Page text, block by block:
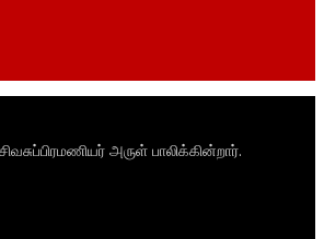
அருள் பாலிக்கின்றார்.